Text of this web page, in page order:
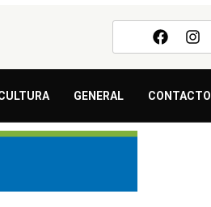
GENERAL CONTACTO